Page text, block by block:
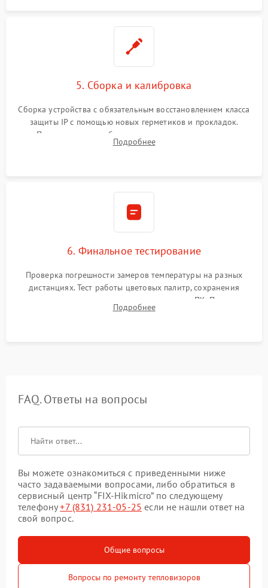
5. Сборка и калибровка
Сборка устройства с обязательным восстановлением класса
защиты IP с помощью новых герметиков и прокладок.
Программная калибровка матрицы по эталонному
абсолютно черному телу для точного измерения температур.
Подробнее
6. Финальное тестирование
Проверка погрешности замеров температуры на разных
дистанциях. Тест работы цветовых палитр, сохранения
термограмм в память и передачи данных на ПК. Проверка
автономности работы и итоговый контроль качества.
Подробнее
FAQ. Ответы на вопросы
Вы можете ознакомиться с приведенными ниже
часто задаваемыми вопросами, либо обратиться в
сервисный центр “FIX-Hikmicro” по следующему
телефону+7 (831) 231-05-25 если не нашли ответ на
свой вопрос.
Общие вопросы
Вопросы по ремонту тепловизоров